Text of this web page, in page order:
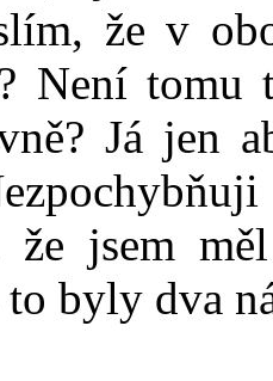
že v
Není tomu
Já jen
že jsem
byly dva